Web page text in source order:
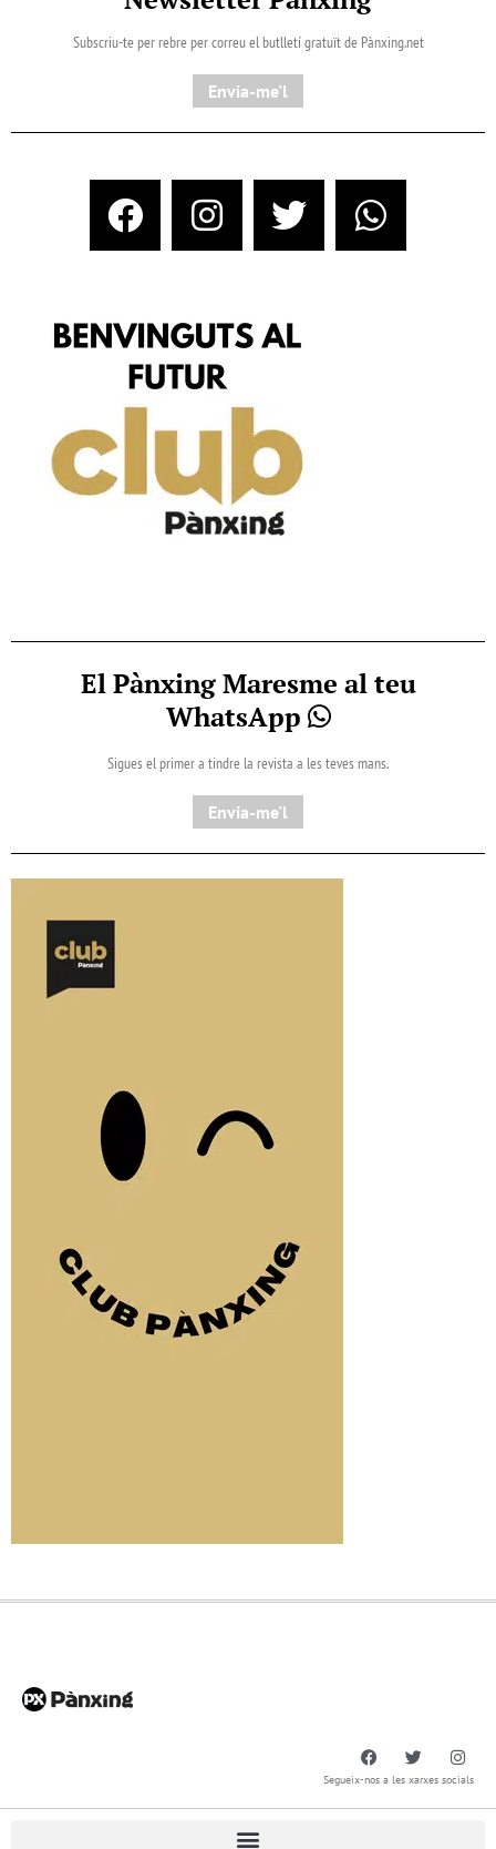
Subscriu-te per rebre per correu el butlletí gratuït de Pànxing.net​
Envia-me'l
El Pànxing Maresme al teu
WhatsApp
Sigues el primer a tindre la revista a les teves mans.
Envia-me'l
Segueix-nos a les xarxes socials